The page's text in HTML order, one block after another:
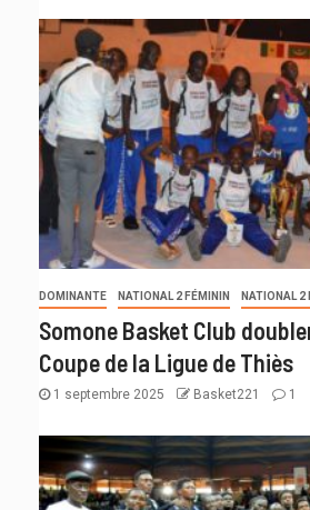
DOMINANTE NATIONAL 2 FÉMININ NATIONAL 2
Somone Basket Club
Coupe de la Ligue de Thiès
1 septembre 2025 Basket221 1